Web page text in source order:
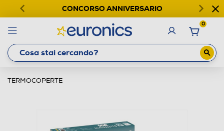
CONCORSO ANNIVERSARIO
0
TERMOCOPERTE